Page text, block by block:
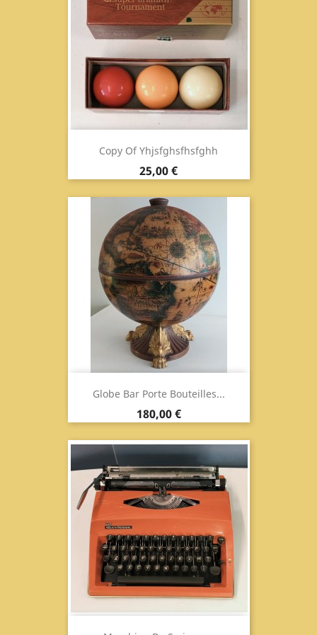
Copy Of Yhjsfghsfhsfghh
Prix
25,00 €
Globe Bar Porte Bouteilles...
Prix
180,00 €